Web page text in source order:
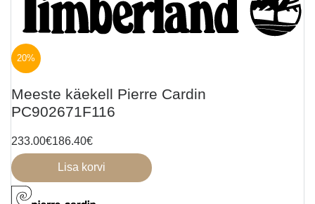
20%
Meeste käekell Pierre Cardin
PC902671F116
233.00€186.40€
Lisa korvi